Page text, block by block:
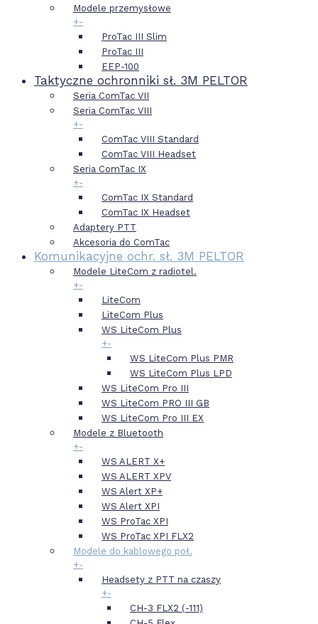
Modele przemysłowe
+-
ProTac III Slim
ProTac III
EEP-100
Taktyczne ochronniki sł. 3M PELTOR
Seria ComTac VII
Seria ComTac VIII
+-
ComTac VIII Standard
ComTac VIII Headset
Seria ComTac IX
+-
ComTac IX Standard
ComTac IX Headset
Adaptery PTT
Akcesoria do ComTac
Komunikacyjne ochr. sł. 3M PELTOR
Modele LiteCom z radiotel.
+-
LiteCom
LiteCom Plus
WS LiteCom Plus
+-
WS LiteCom Plus PMR
WS LiteCom Plus LPD
WS LiteCom Pro III
WS LiteCom PRO III GB
WS LiteCom Pro III EX
Modele z Bluetooth
+-
WS ALERT X+
WS ALERT XPV
WS Alert XP+
WS Alert XPI
WS ProTac XPI
WS ProTac XPI FLX2
Modele do kablowego poł.
+-
Headsety z PTT na czaszy
+-
CH-3 FLX2 (-111)